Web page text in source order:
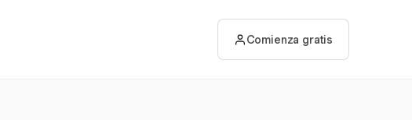
Comienza gratis